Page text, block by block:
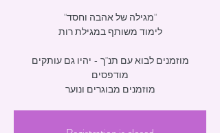
"מגילה של אהבה וחסד"
לימוד משותף במגילת רות
מוזמנים לבוא עם תנ"ך - יהיו גם עותקים
מודפסים
מוזמנים מבוגרים ונוער